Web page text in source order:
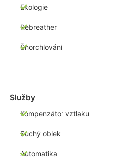
Ekologie
Rebreather
Šnorchlování
Služby
Kompenzátor vztlaku
Suchý oblek
Automatika